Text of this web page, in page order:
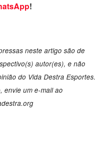
!
neste artigo são de
autor(es), e não
do Vida Destra Esportes.
envie um e-mail ao